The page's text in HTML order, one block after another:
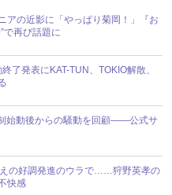
アの近影に「やっぱり菊岡！」『お
で再び話題に
了発表にKAT-TUN、TOKIO解散、
始動後からの騒動を回顧――公式サ
の好調発進のウラで……狩野英孝の
快感